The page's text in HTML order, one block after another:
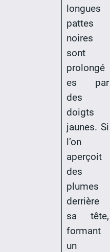
longues
pattes
noires
sont
prolongé
es par
des
doigts
jaunes. Si
l’on
aperçoit
des
plumes
derrière
sa tête,
formant
un